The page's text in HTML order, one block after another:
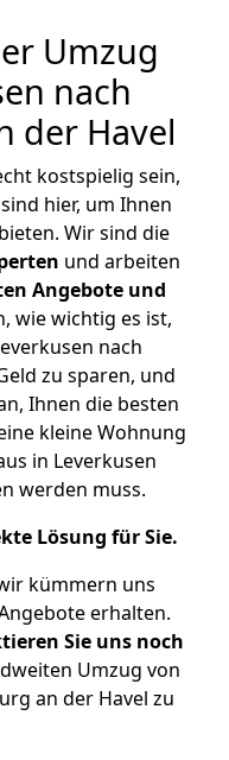
Umzug
nach
der Havel
kostspielig sein,
hier, um Ihnen
Wir sind die
und arbeiten
Angebote und
wie wichtig es ist,
nach
zu sparen, und
Ihnen die besten
kleine Wohnung
in Leverkusen
werden muss.
Lösung für Sie.
kümmern uns
erhalten.
Sie uns noch
Umzug von
an der Havel zu